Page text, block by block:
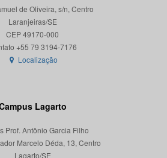
de Oliveira, s/n, Centro
Laranjeiras/SE
CEP 49170-000
Localização
Lagarto
Prof. Antônio Garcia Filho
Marcelo Déda, 13, Centro
Lagarto/SE